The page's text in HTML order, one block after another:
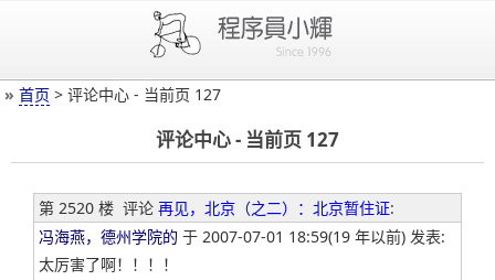
» 首页 > 评论中心 - 当前页 127
评论中心 - 当前页 127
第 2520 楼 评论 再见，北京（之二）：北京暂住证:
冯海燕，德州学院的 于 2007-07-01 18:59(19 年以前) 发表:
太厉害了啊！！！！